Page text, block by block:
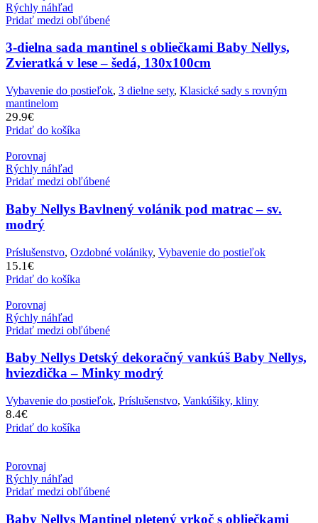
Rýchly náhľad
Pridať medzi obľúbené
3-dielna sada mantinel s obliečkami Baby Nellys,
Zvieratká v lese – šedá, 130x100cm
Vybavenie do postieľok, 3 dielne sety, Klasické sady s rovným
mantinelom
29.9€
Pridať do košíka
Porovnaj
Rýchly náhľad
Pridať medzi obľúbené
Baby Nellys Bavlnený volánik pod matrac – sv.
modrý
Príslušenstvo, Ozdobné volániky, Vybavenie do postieľok
15.1€
Pridať do košíka
Porovnaj
Rýchly náhľad
Pridať medzi obľúbené
Baby Nellys Detský dekoračný vankúš Baby Nellys,
hviezdička – Minky modrý
Vybavenie do postieľok, Príslušenstvo, Vankúšiky, kliny
8.4€
Pridať do košíka
Porovnaj
Rýchly náhľad
Pridať medzi obľúbené
Baby Nellys Mantinel pletený vrkoč s obliečkami